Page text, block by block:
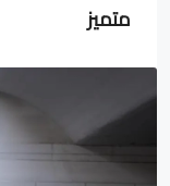
متميز